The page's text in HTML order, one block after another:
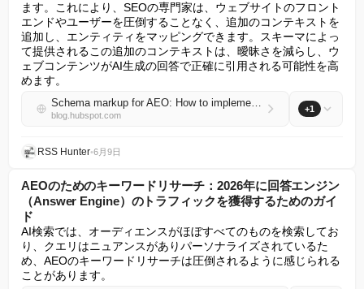
ます。これにより、SEOの専門家は、ウェブサイトのフロント
エンドやユーザーを圧倒することなく、追加のコンテキストを
追加し、エンティティをマッピングできます。スキーマによっ
て提供されるこの追加のコンテキストは、曖昧さを減らし、ウ
ェブコンテンツがAI生成の回答で正確に引用される可能性を高
めます。
Schema markup for AEO: How to implement it to boost answer engine visibility in 2026
blog.hubspot.com
+1
RSS Hunter•6月9日
AEOのためのキーワードリサーチ：2026年に回答エンジン
（Answer Engine）のトラフィックを獲得するためのガイ
ド
AI検索では、オーディエンスがほぼすべてのものを検索してお
り、クエリはニュアンスがありパーソナライズされているた
め、AEOのキーワードリサーチは圧倒されるように感じられる
ことがあります。